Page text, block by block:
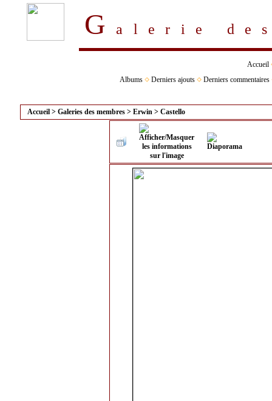
Galerie
Accueil
Albums
Derniers ajouts Derniers commentaires
Accueil > Galeries des membres > Erwin > Castello